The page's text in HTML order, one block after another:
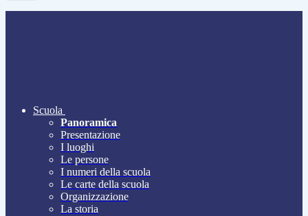
Scuola
Panoramica
Presentazione
I luoghi
Le persone
I numeri della scuola
Le carte della scuola
Organizzazione
La storia